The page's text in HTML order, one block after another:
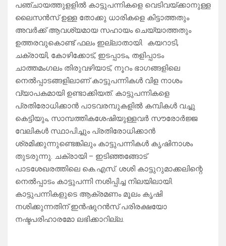
പഞ്ചായത്തുളളിൽ കാട്ടുപന്നികളെ വെടിവയ്ക്കാനുള്ള
ലൈസൻസ് ഉള്ള തോക്കു ധാരികളെ കിട്ടാത്തതും
അവർക്ക് ആവശ്യമായ സഹായം ചെയ്യാത്തതും
ഉത്തരവുകൊണ്ട് ഫലം ഇല്ലാതായി. കയറാടി,
ചക്രായി, കോഴിക്കോട്, ഇടപ്പാടം, തളിപ്പാടം
ചാത്തമംഗലം തിരുവഴിയാട്, നൂറം ഭാഗങ്ങളിലെ
നെൽപ്പാടങ്ങളിലാണ് കാട്ടുപന്നികൾ വിള നാശം
വ്യാപകമായി ഉണ്ടാക്കിയത്. കാട്ടുപന്നികളെ
പ്രതിരോധിക്കാൻ പാടവരമ്പുകളിൽ കമ്പികൾ വച്ചു
കെട്ടിയും, സാമ്പത്തികശേഷിയുള്ളവർ സൗരോർജ്ജ
വേലികൾ സ്ഥാപിച്ചും പ്രതിരോധിക്കാൻ
ശ്രമിക്കുന്നുണ്ടെങ്കിലും കാട്ടുപന്നികൾ കൃഷിനാശം
തുടരുന്നു. ചക്രായി – ഇടിഞ്ഞങ്ങോട്
പാടശേഖരത്തിലെ കെ.എസ്. ശശി കാട്ടുറുമാക്കലിന്റെ
നെൽപ്പാടം കാട്ടുപന്നി നശിപ്പിച്ച നിലയിലായി.
കാട്ടുപന്നികളുടെ ആക്രമണം മൂലം കൃഷി
നശിക്കുന്നതിന് ഇൻഷുറൻസ് പരിരക്ഷയോ
നഷ്ടപരിഹാരമോ ലഭിക്കാറില്ല.